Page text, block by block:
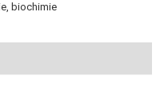
biochimie